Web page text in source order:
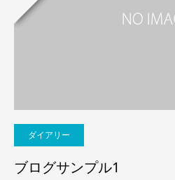
ダイアリー
ブログサンプル1